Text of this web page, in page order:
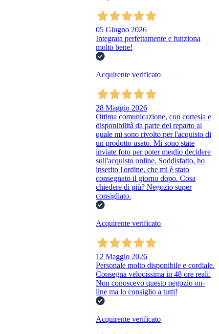
05 Giugno 2026
Integrata perfettamente e funziona
molto bene!
Acquirente verificato
28 Maggio 2026
Ottima comunicazione, con cortesia e
disponibilità da parte del reparto al
quale mi sono rivolto per l'acquisto di
un prodotto usato. Mi sono state
inviate foto per poter meglio decidere
sull'acquisto online. Soddisfatto, ho
inserito l'ordine, che mi è stato
consegnato il giorno dopo. Cosa
chiedere di più? Negozio super
consigliato.
Acquirente verificato
12 Maggio 2026
Personale molto disponibile e cordiale.
Consegna velocissima in 48 ore reali.
Non conoscevo questo negozio on-
line ma lo consiglio a tutti!
Acquirente verificato